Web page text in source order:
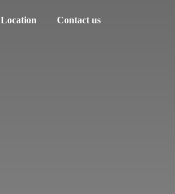
Location Contact us